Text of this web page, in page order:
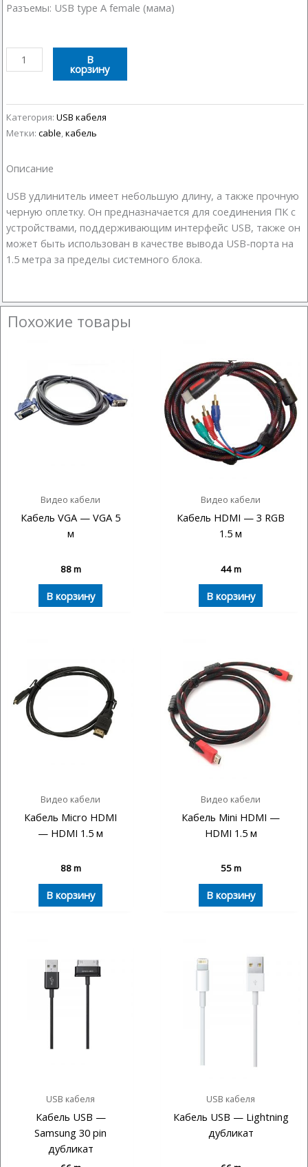
Разъемы: USB type A female (мама)
Количество
товара
удлинитель
1.5
м
В
корзину
Категория: USB кабеля
Метки: cable,кабель
Описание
USB удлинитель имеет небольшую длину, а также прочную
черную оплетку. Он предназначается для соединения ПК с
устройствами, поддерживающим интерфейс USB, также он
может быть использован в качестве вывода USB-порта на
1.5 метра за пределы системного блока.
Похожие товары
Видео кабели
Кабель VGA — VGA 5
м
88m
В корзину
Видео кабели
Кабель HDMI — 3 RGB
1.5 м
44m
В корзину
Видео кабели
Кабель Micro HDMI
— HDMI 1.5 м
88m
В корзину
Видео кабели
Кабель Mini HDMI —
HDMI 1.5 м
55m
В корзину
USB кабеля
Кабель USB —
Samsung 30 pin
дубликат
USB кабеля
Кабель USB — Lightning
дубликат